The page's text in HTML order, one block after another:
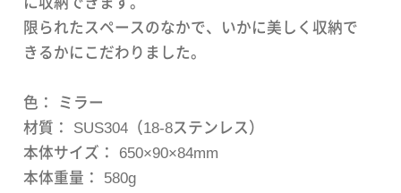
限られたスペースのなかで、いかに美しく収納で
きるかにこだわりました。
色： ミラー
材質： SUS304（18-8ステンレス）
本体サイズ： 650×90×84mm
本体重量： 580g